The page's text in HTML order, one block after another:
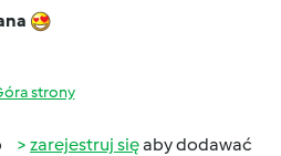
strony
zarejestruj sięaby dodawać